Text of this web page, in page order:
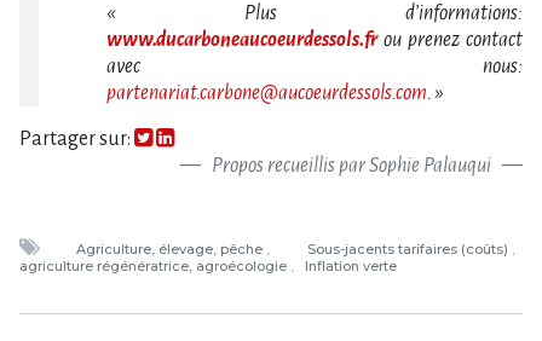
« Plus d’informations:
www.ducarboneaucoeurdessols.frou prenez contact
avec nous:
partenariat.carbone@aucoeurdessols.com. »
Partager sur:
Propos recueillis par Sophie Palauqui
Agriculture, élevage, pêche
Sous-jacents tarifaires (coûts)
agriculture régénératrice, agroécologie
Inflation verte